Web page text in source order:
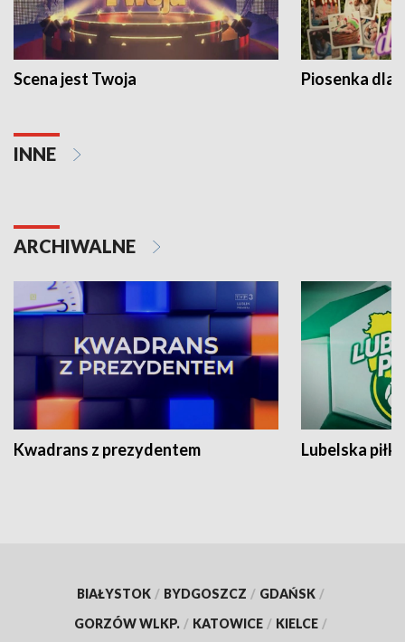
Scena jest Twoja Piosenka dla
INNE
ARCHIWALNE
Kwadrans z prezydentem Lubelska piłka
BIAŁYSTOK / BYDGOSZCZ / GDAŃSK /
GORZÓW WLKP. / KATOWICE / KIELCE /